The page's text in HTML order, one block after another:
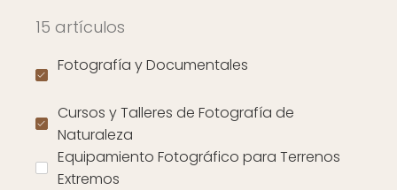
15 artículos
Fotografía y Documentales
Cursos y Talleres de Fotografía de
Naturaleza
Equipamiento Fotográfico para Terrenos
Extremos